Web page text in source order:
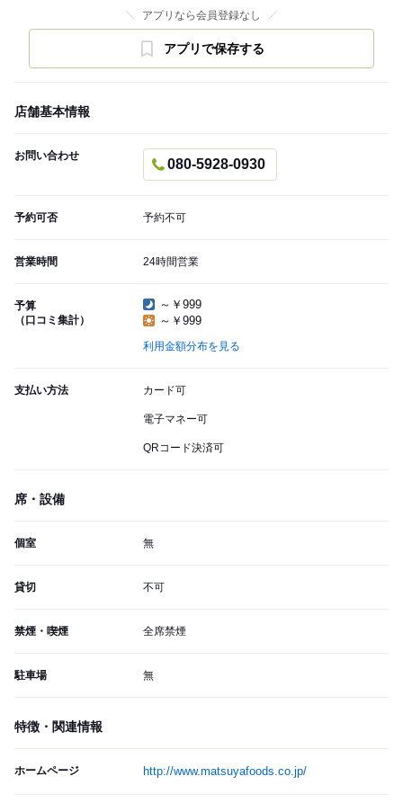
アプリなら会員登録なし
アプリで保存する
店舗基本情報
お問い合わせ
080-5928-0930
予約可否 予約不可
営業時間 24時間営業
予算
（口コミ集計）
～￥999
～￥999
利用金額分布を見る
支払い方法 カード可
電子マネー可
QRコード決済可
席・設備
個室 無
貸切 不可
禁煙・喫煙 全席禁煙
駐車場 無
特徴・関連情報
ホームページ http://www.matsuyafoods.co.jp/